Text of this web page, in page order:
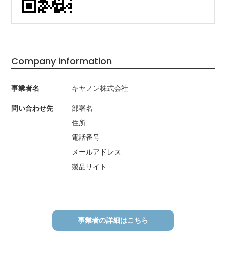
Company information
事業者名 キヤノン株式会社
問い合わせ先
部署名
住所
電話番号
メールアドレス
製品サイト
事業者の詳細はこちら